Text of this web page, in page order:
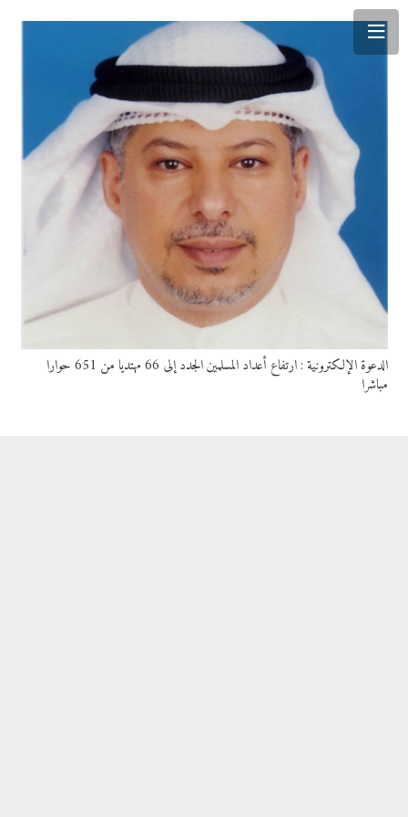
الدعوة الإلكترونية : ارتفاع أعداد المسلمين الجدد إلى 66 مهتديا من 651 حوارا
مباشرا